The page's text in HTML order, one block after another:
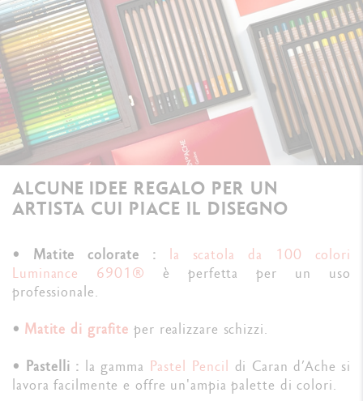
ALCUNE IDEE REGALO PER UN
ARTISTA CUI PIACE IL DISEGNO
• Matite colorate : la scatola da 100 colori
Luminance 6901® è perfetta per un uso
professionale.
• Matite di grafite per realizzare schizzi.
• Pastelli : la gamma Pastel Pencil di Caran d’Ache si
lavora facilmente e offre un'ampia palette di colori.